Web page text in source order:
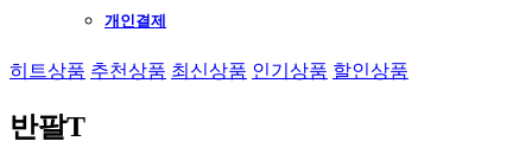
개인결제
히트상품 추천상품 최신상품 인기상품 할인상품
반팔T